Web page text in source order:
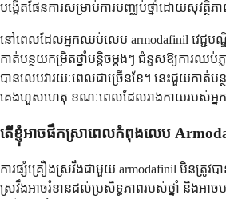
បង្កើតផែនការសម្រាប់ការបញ្ឈប់ថ្នាំដោយសុវត្ថិភ
នៅពេលដែលអ្នកឈប់លេប armodafinil វេជ្ជប
កាត់បន្ថយកម្រិតថ្នាំបន្តិចម្តងៗ ជំនួសឱ្យការឈប់
បានលេបវារយៈពេលជាច្រើនខែ។ នេះជួយកាត់
គេងហួសហេតុ ខណៈពេលដែលរាងកាយរបស់អ្ន
តើខ្ញុំអាចផឹកស្រាពេលកំពុងលេប
ការផ្សំគ្រឿងស្រវឹងជាមួយ armodafinil មិនត្រូវប
ស្រវឹងអាចរំខានដល់ប្រសិទ្ធភាពរបស់ថ្នាំ និងអា